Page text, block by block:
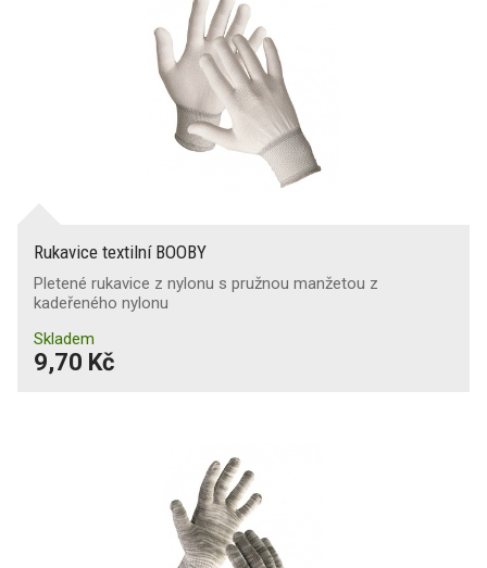
Rukavice textilní BOOBY
Pletené rukavice z nylonu s pružnou manžetou z
kadeřeného nylonu
Skladem
9,70 Kč